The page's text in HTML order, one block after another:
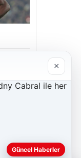
×
Güncel Haberler